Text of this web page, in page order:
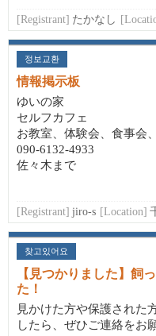
[Registrant] たかなし
정보교환
情報掲示板
ゆいの家
セルフカフェ
お教室、体験会、食事会
090-6132-4933
佐々木まで
[Registrant] jiro-s [Location]
찾고있어요
【見つかりました】飼
た！
見かけた方や保護された
したら、ぜひご連絡をお